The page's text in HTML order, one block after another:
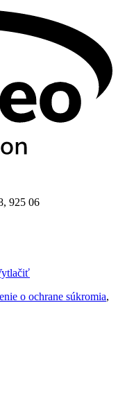
925 06
o ochrane súkromia,